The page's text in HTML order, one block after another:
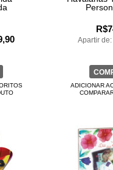
Apartir de:
ADICIONAR